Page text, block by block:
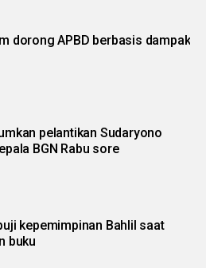
dorong APBD berbasis dampak
pelantikan Sudaryono
BGN Rabu sore
kepemimpinan Bahlil saat
buku